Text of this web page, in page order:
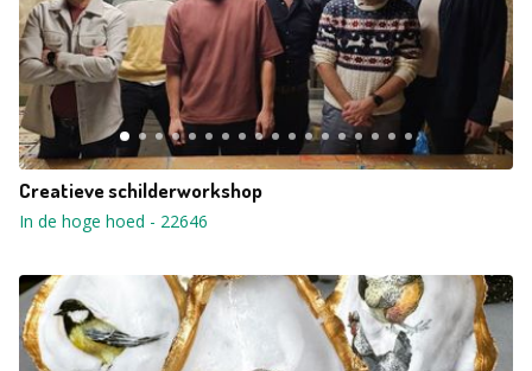
Creatieve schilderworkshop
In de hoge hoed - 22646